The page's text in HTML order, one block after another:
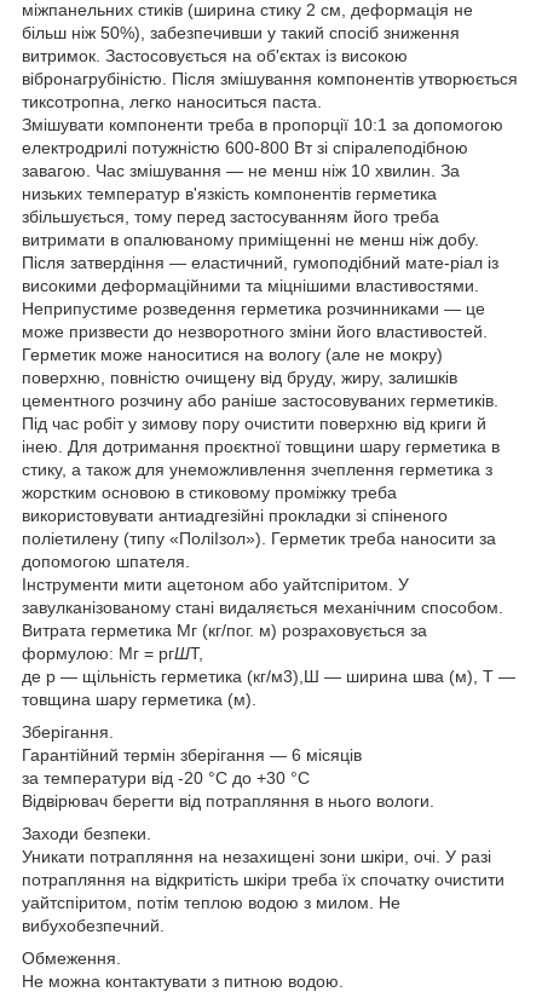
міжпанельних стиків (ширина стику 2 см, деформація не
більш ніж 50%), забезпечивши у такий спосіб зниження
витримок. Застосовується на об'єктах із високою
вібронагрубіністю. Після змішування компонентів утворюється
тиксотропна, легко наноситься паста.
Змішувати компоненти треба в пропорції 10:1 за допомогою
електродрилі потужністю 600-800 Вт зі спіралеподібною
завагою. Час змішування — не менш ніж 10 хвилин. За
низьких температур в'язкість компонентів герметика
збільшується, тому перед застосуванням його треба
витримати в опалюваному приміщенні не менш ніж добу.
Після затвердіння — еластичний, гумоподібний мате-ріал із
високими деформаційними та міцнішими властивостями.
Неприпустиме розведення герметика розчинниками — це
може призвести до незворотного зміни його властивостей.
Герметик може наноситися на вологу (але не мокру)
поверхню, повністю очищену від бруду, жиру, залишків
цементного розчину або раніше застосовуваних герметиків.
Під час робіт у зимову пору очистити поверхню від криги й
інею. Для дотримання проєктної товщини шару герметика в
стику, а також для унеможливлення зчеплення герметика з
жорстким основою в стиковому проміжку треба
використовувати антиадгезійні прокладки зі спіненого
поліетилену (типу «ПоліІзол»). Герметик треба наносити за
допомогою шпателя.
Інструменти мити ацетоном або уайтспіритом. У
завулканізованому стані видаляється механічним способом.
Витрата герметика Мг (кг/пог. м) розраховується за
формулою: Мг = ргШТ,
де р — щільність герметика (кг/м3),Ш — ширина шва (м), T —
товщина шару герметика (м).
Зберігання.
Гарантійний термін зберігання — 6 місяців
за температури від -20 °C до +30 °C
Відвірювач берегти від потрапляння в нього вологи.
Заходи безпеки.
Уникати потрапляння на незахищені зони шкіри, очі. У разі
потрапляння на відкритість шкіри треба їх спочатку очистити
уайтспіритом, потім теплою водою з милом. Не
вибухобезпечний.
Обмеження.
Не можна контактувати з питною водою.